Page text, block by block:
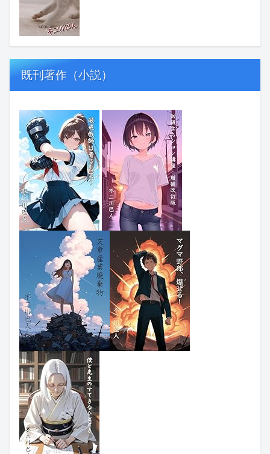
既刊著作（小説）